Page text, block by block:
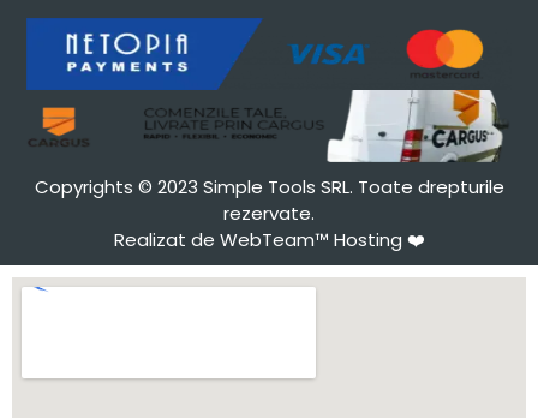
Copyrights © 2023 Simple Tools SRL. Toate drepturile
rezervate.
Realizat de WebTeam™ Hosting ❤️